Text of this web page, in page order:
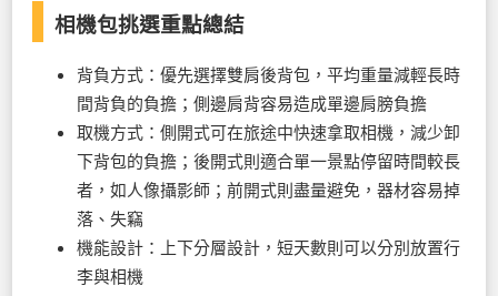
相機包挑選重點總結
背負方式：優先選擇雙肩後背包，平均重量減輕長時
間背負的負擔；側邊肩背容易造成單邊肩膀負擔
取機方式：側開式可在旅途中快速拿取相機，減少卸
下背包的負擔；後開式則適合單一景點停留時間較長
者，如人像攝影師；前開式則盡量避免，器材容易掉
落、失竊
機能設計：上下分層設計，短天數則可以分別放置行
李與相機